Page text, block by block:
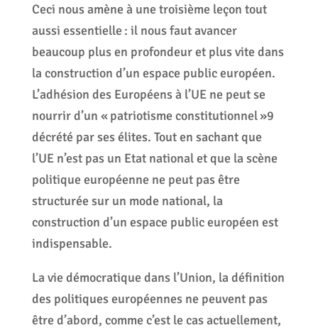
Ceci nous amène à une troisième leçon tout
aussi essentielle : il nous faut avancer
beaucoup plus en profondeur et plus vite dans
la construction d’un espace public européen.
L’adhésion des Européens à l’UE ne peut se
nourrir d’un « patriotisme constitutionnel »9
décrété par ses élites. Tout en sachant que
l’UE n’est pas un Etat national et que la scène
politique européenne ne peut pas être
structurée sur un mode national, la
construction d’un espace public européen est
indispensable.
La vie démocratique dans l’Union, la définition
des politiques européennes ne peuvent pas
être d’abord, comme c’est le cas actuellement,